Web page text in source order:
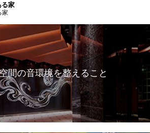
る家
家
間の音環境を整えること